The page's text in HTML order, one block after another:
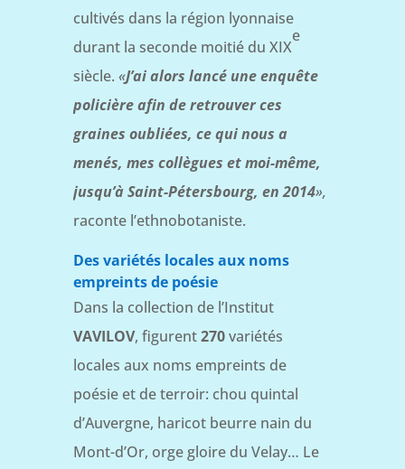
cultivés dans la région lyonnaise
durant la seconde moitié du XIX
e
siècle. «J’ai alors lancé une enquête
policière afin de retrouver ces
graines oubliées, ce qui nous a
menés, mes collègues et moi-même,
jusqu’à Saint-Pétersbourg, en 2014»,
raconte l’ethnobotaniste.
Des variétés locales aux noms
empreints de poésie
Dans la collection de l’Institut
VAVILOV, figurent270variétés
locales aux noms empreints de
poésie et de terroir: chou quintal
d’Auvergne, haricot beurre nain du
Mont-d’Or, orge gloire du Velay… Le